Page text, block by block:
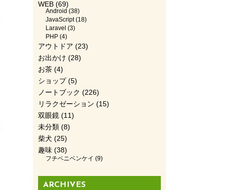
WEB(69)
Android (38)
JavaScript(18)
Laravel (3)
PHP(4)
アウトドア (23)
お出かけ (28)
お茶(4)
ショップ(5)
ノートブック (226)
リラクゼーション (15)
双眼鏡(11)
未分類(8)
柴犬 (25)
趣味(38)
フチベニベンケイ (9)
ARCHIVES